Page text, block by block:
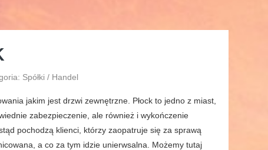
Spółki / Handel
jakim jest drzwi zewnętrzne. Płock to jedno z miast,
zabezpieczenie, ale również i wykończenie
pochodzą klienci, którzy zaopatruje się za sprawą
a co za tym idzie unierwsalna. Możemy tutaj